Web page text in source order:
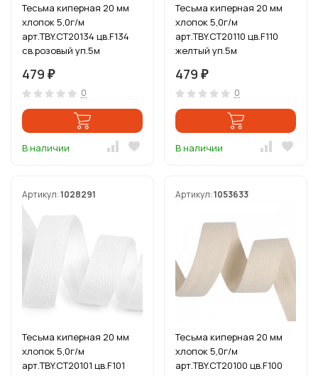
Тесьма киперная 20 мм
хлопок 5,0г/м
арт.TBY.CT20134 цв.F134
св.розовый уп.5м
479 ₽
0
В наличии
Тесьма киперная 20 мм
хлопок 5,0г/м
арт.TBY.CT20110 цв.F110
желтый уп.5м
479 ₽
0
В наличии
Артикул:1028291
Тесьма киперная 20 мм
хлопок 5,0г/м
арт.TBY.CT20101 цв.F101
Артикул:1053633
Тесьма киперная 20 мм
хлопок 5,0г/м
арт.TBY.CT20100 цв.F100